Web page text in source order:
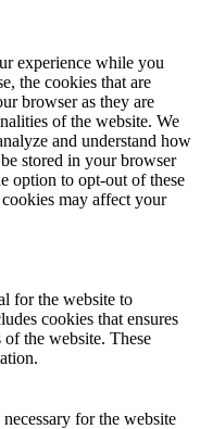
experience while you
the cookies that are
browser as they are
of the website. We
and understand how
stored in your browser
option to opt-out of these
may affect your
for the website to
cookies that ensures
the website. These
for the website